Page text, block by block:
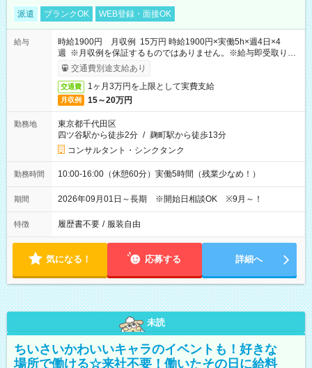
派遣 ブランクOK WEB登録・面接OK
給与
時給1900円 月収例 15万円 時給1900円×実働5h×週4日×4
週 ※月収例を保証するものではありません。※給与即受取りサ
ービス利用可（利用条件有）
交通費別途支給あり
交通費 1ヶ月3万円を上限として実費支給
月収例 15～20万円
勤務地
東京都千代田区
四ツ谷駅から徒歩2分 / 麹町駅から徒歩13分
コンサルタント・シンクタンク
勤務時間 10:00-16:00（休憩60分）実働5時間（残業少なめ！）
期間 2026年09月01日～長期 ※開始日相談OK ※9月～！
特徴 履歴書不要 / 服装自由
気になる！ 応募する 詳細へ
未読
ちいさいかわいいキャラのイベントも！好きな
場所で働ける☆来社不要！働いたその日に給料